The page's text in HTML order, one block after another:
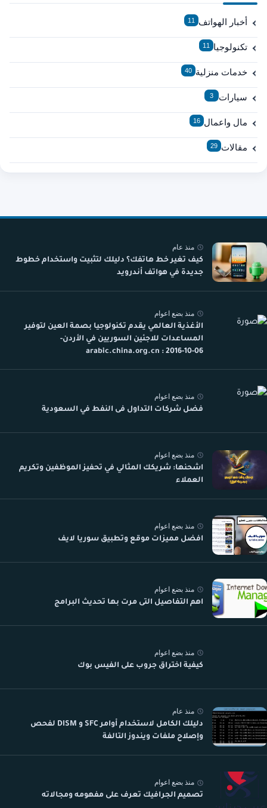
أخبار الهواتف 11
تكنولوجيا 11
خدمات منزلية 40
سيارات 3
مال واعمال 16
مقالات 29
منذ عام
كيف تغير خط هاتفك؟ دليلك لتثبيت واستخدام خطوط
جديدة في هواتف أندرويد
منذ بضع اعوام
الأغذية العالمي يقدم تكنولوجيا بصمة العين لتوفير
المساعدات للاجئين السوريين في الأردن-
arabic.china.org.cn : 2016-10-06
منذ بضع اعوام
فضل شركات التداول فى النفط في السعودية
منذ بضع اعوام
اشحنها: شريكك المثالي في تحفيز الموظفين وتكريم
العملاء
منذ بضع اعوام
افضل مميزات موقع وتطبيق سوريا لايف
منذ بضع اعوام
اهم التفاصيل التى مرت بها تحديث البرامج
منذ بضع اعوام
كيفية اختراق جروب على الفيس بوك
منذ عام
دليلك الكامل لاستخدام أوامر SFC و DISM لفحص
وإصلاح ملفات ويندوز التالفة
منذ بضع اعوام
تصميم الجرافيك تعرف على مفهومه ومجالاته